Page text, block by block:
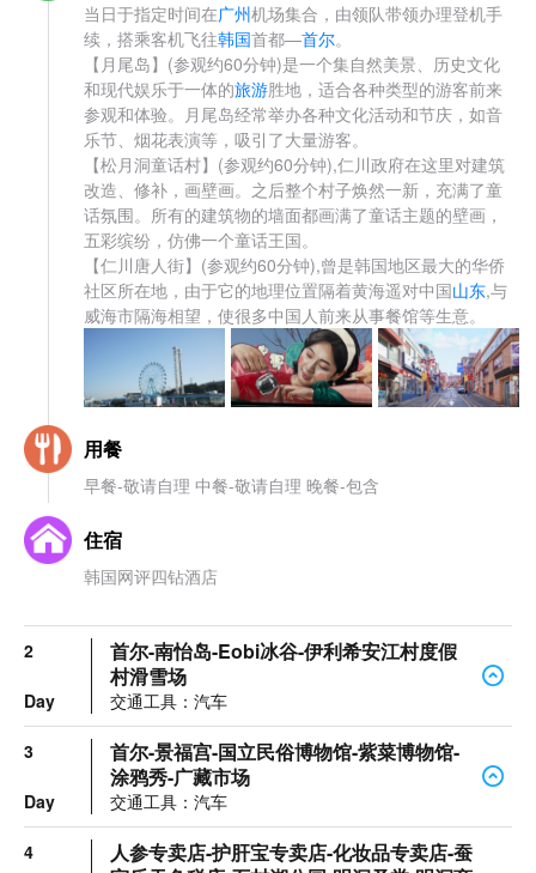
当日于指定时间在广州机场集合，由领队带领办理登机手
续，搭乘客机飞往韩国首都—首尔。
【月尾岛】(参观约60分钟)是一个集自然美景、历史文化
和现代娱乐于一体的旅游胜地，适合各种类型的游客前来
参观和体验。月尾岛经常举办各种文化活动和节庆，如音
乐节、烟花表演等，吸引了大量游客。
【松月洞童话村】(参观约60分钟),仁川政府在这里对建筑
改造、修补，画壁画。之后整个村子焕然一新，充满了童
话氛围。所有的建筑物的墙面都画满了童话主题的壁画，
五彩缤纷，仿佛一个童话王国。
【仁川唐人街】(参观约60分钟),曾是韩国地区最大的华侨
社区所在地，由于它的地理位置隔着黄海遥对中国山东,与
威海市隔海相望，使很多中国人前来从事餐馆等生意。
用餐
早餐-敬请自理 中餐-敬请自理 晚餐-包含
住宿
韩国网评四钻酒店
2
Day
首尔-南怡岛-Eobi冰谷-伊利希安江村度假
村滑雪场
交通工具：汽车
3
Day
首尔-景福宫-国立民俗博物馆-紫菜博物馆-
涂鸦秀-广藏市场
交通工具：汽车
4
人参专卖店-护肝宝专卖店-化妆品专卖店-蚕